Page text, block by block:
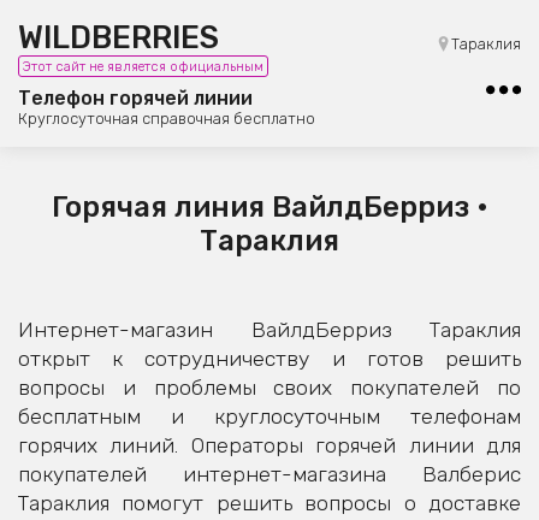
WILDBERRIES
Этот сайт не является официальным
Телефон горячей линии
Круглосуточная справочная бесплатно
Тараклия
8 (800) 101-42-23
Бесплатная юридическая консультация
Горячая линия ВайлдБерриз •
Тараклия
Интернет-магазин ВайлдБерриз Тараклия
открыт к сотрудничеству и готов решить
вопросы и проблемы своих покупателей по
бесплатным и круглосуточным телефонам
горячих линий. Операторы горячей линии для
покупателей интернет-магазина Валберис
Тараклия помогут решить вопросы о доставке